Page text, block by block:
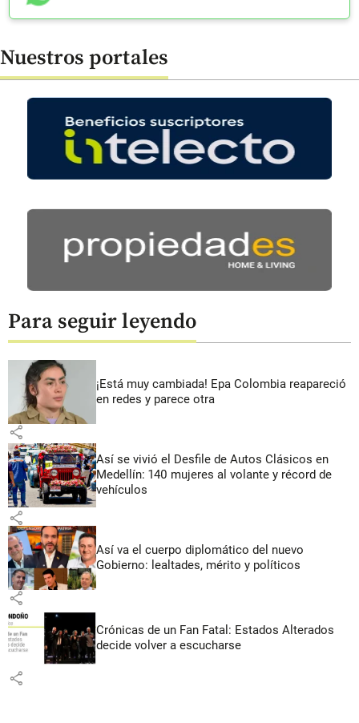
Nuestros portales
Para seguir leyendo
¡Está muy cambiada! Epa Colombia reapareció
en redes y parece otra
share
Así se vivió el Desfile de Autos Clásicos en
Medellín: 140 mujeres al volante y récord de
vehículos
share
Así va el cuerpo diplomático del nuevo
Gobierno: lealtades, mérito y políticos
share
Crónicas de un Fan Fatal: Estados Alterados
decide volver a escucharse
share